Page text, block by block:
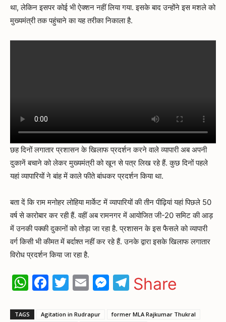
था, लेकिन इसपर कोई भी ऐक्शन नहीं लिया गया. इसके बाद उन्होंने इस मशले को
मुख्यमंत्री तक पहुंचाने का यह तरीका निकाला है.
छह दिनों लगातार प्रशासन के खिलाफ प्रदर्शन करने वाले व्यापारी अब अपनी
दुकानें बचाने को लेकर मुख्यमंत्री को खून से पत्र लिख रहे हैं. कुछ दिनों पहले
यहां व्यापारियों ने बांह में काले फीते बांधकर प्रदर्शन किया था.
बता दें कि राम मनोहर लोहिया मार्केट में व्यापारियों की तीन पीढ़ियां यहां पिछले 50
वर्ष से कारोबार कर रही हैं. वहीं अब रामनगर में आयोजित जी-20 समिट की आड़
में उनकी पक्की दुकानों को तोड़ा जा रहा है. प्रशासन के इस फैसले को व्यापारी
वर्ग किसी भी कीमत में बर्दाश्त नहीं कर रहे हैं. उनके द्वारा इसके खिलाफ लगातार
विरोध प्रदर्शन किया जा रहा है.
WhatsApp
Facebook
Twitter
EmailMessenger
Telegram
Share
TAGS Agitation in Rudrapur former MLA Rajkumar Thukral